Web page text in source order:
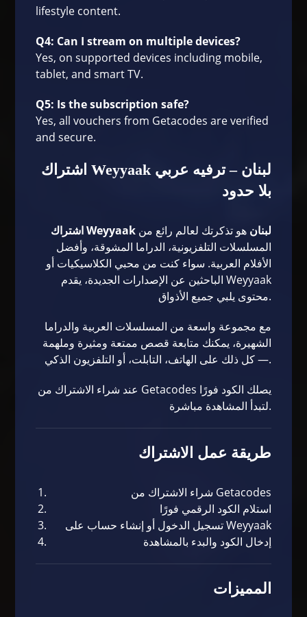
lifestyle content.
Q4: Can I stream on multiple devices?
Yes, on supported devices including mobile,
tablet, and smart TV.
Q5: Is the subscription safe?
Yes, all vouchers from Getacodes are verified
and secure.
اشتراك Weyyaak لبنان – ترفيه عربي
بلا حدود
اشتراك Weyyaak لبنان هو تذكرتك لعالم رائع من
المسلسلات التلفزيونية، الدراما المشوقة، وأفضل
الأفلام العربية. سواء كنت من محبي الكلاسيكيات أو
الباحثين عن الإصدارات الجديدة، يقدم Weyyaak
محتوى يلبي جميع الأذواق.
مع مجموعة واسعة من المسلسلات العربية والدراما
الشهيرة، يمكنك متابعة قصص ممتعة ومثيرة وملهمة
— كل ذلك على الهاتف، التابلت، أو التلفزيون الذكي.
Getacodes
لتبدأ المشاهدة مباشرة.
طريقة عمل الاشتراك
Getacodes
استلام الكود الرقمي فورًا
تسجيل الدخول أو إنشاء حساب علىWeyyaak
إدخال الكود والبدء بالمشاهدة
المميزات